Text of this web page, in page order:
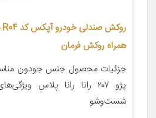
همراه روکش فرمان
پژو ۲۰۷ رانا رانا پلاس
شست‌وشو